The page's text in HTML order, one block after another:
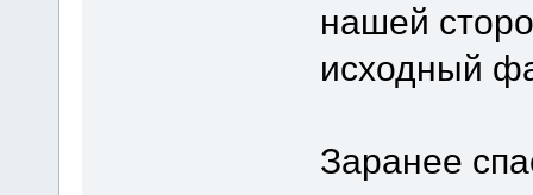
нашей
исходный
Заранее